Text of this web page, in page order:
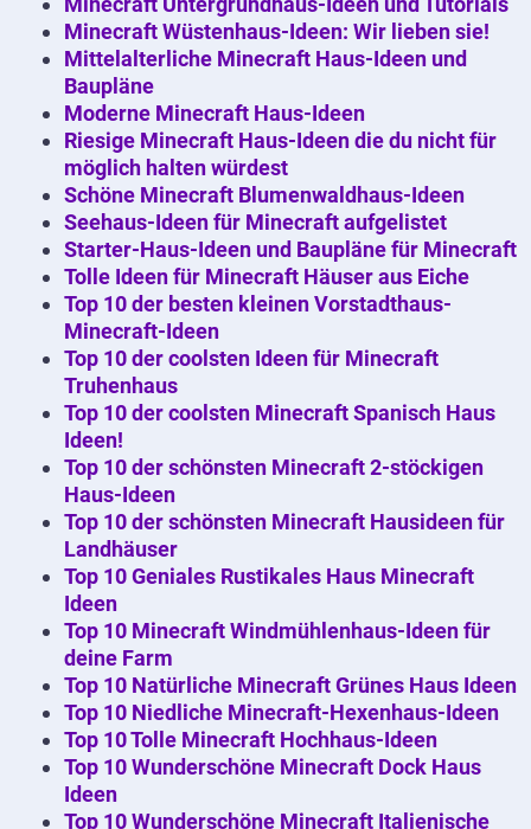
Minecraft Wüstenhaus-Ideen: Wir lieben sie!
Mittelalterliche Minecraft Haus-Ideen und
Baupläne
Moderne Minecraft Haus-Ideen
Riesige Minecraft Haus-Ideen die du nicht für
möglich halten würdest
Schöne Minecraft Blumenwaldhaus-Ideen
Seehaus-Ideen für Minecraft aufgelistet
Starter-Haus-Ideen und Baupläne für Minecraft
Tolle Ideen für Minecraft Häuser aus Eiche
Top 10 der besten kleinen Vorstadthaus-
Minecraft-Ideen
Top 10 der coolsten Ideen für Minecraft
Truhenhaus
Top 10 der coolsten Minecraft Spanisch Haus
Ideen!
Top 10 der schönsten Minecraft 2-stöckigen
Haus-Ideen
Top 10 der schönsten Minecraft Hausideen für
Landhäuser
Top 10 Geniales Rustikales Haus Minecraft
Ideen
Top 10 Minecraft Windmühlenhaus-Ideen für
deine Farm
Top 10 Natürliche Minecraft Grünes Haus Ideen
Top 10 Niedliche Minecraft-Hexenhaus-Ideen
Top 10 Tolle Minecraft Hochhaus-Ideen
Top 10 Wunderschöne Minecraft Dock Haus
Ideen
Top 10 Wunderschöne Minecraft Italienische